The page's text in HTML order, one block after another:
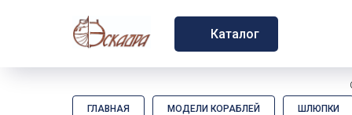
Каталог
ГЛАВНАЯ МОДЕЛИ КОРАБЛЕЙ ШЛЮПКИ